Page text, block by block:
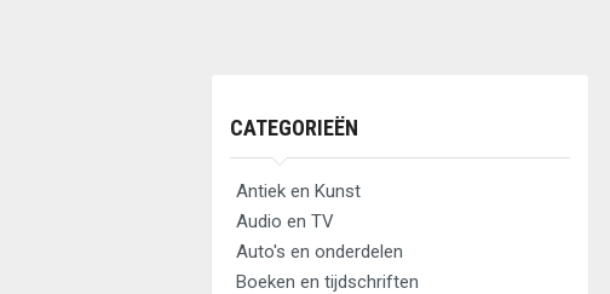
CATEGORIEËN
Antiek en Kunst
Audio en TV
Auto's en onderdelen
Boeken en tijdschriften